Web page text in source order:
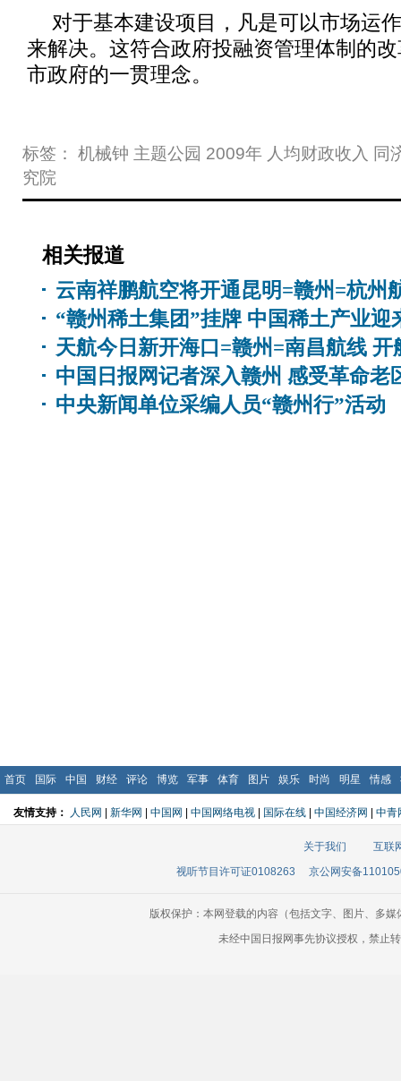
对于基本建设项目，凡是可以市场运
来解决。这符合政府投融资管理体制的
市政府的一贯理念。
标签： 机械钟 主题公园 2009年 人均财政收入 同
究院
相关报道
云南祥鹏航空将开通昆明=赣州=杭州
“赣州稀土集团”挂牌 中国稀土产业迎
天航今日新开海口=赣州=南昌航线 开
中国日报网记者深入赣州 感受革命老
中央新闻单位采编人员“赣州行”活动
首页 国际 中国 财经 评论 博览 军事 体育 图片 娱乐 时尚 明星 情感
友情支持： 人民网 | 新华网 | 中国网 | 中国网络电视 | 国际在线 | 中国经济网 | 中青
关于我们
互联
视听节目许可证0108263
京公网安备
版权保护：本网登载的内容（包括文字、图片、多
未经中国日报网事先协议授权，禁止